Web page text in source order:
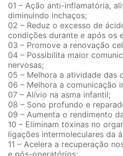
01 – Ação anti-inflamatória,
diminuindo inchaços;
02 – Reduz o excesso de
condições durante e após os
03 – Promove a renovação
04 – Possibilita maior
nervosas;
05 – Melhora a atividade das
06 – Melhora a comunicação
07 – Alívio na asma infantil;
08 – Sono profundo e
09 – Aumenta o rendimento
10 – Eliminam toxinas no
ligações intermoleculares da
11 – Acelera a recuperação